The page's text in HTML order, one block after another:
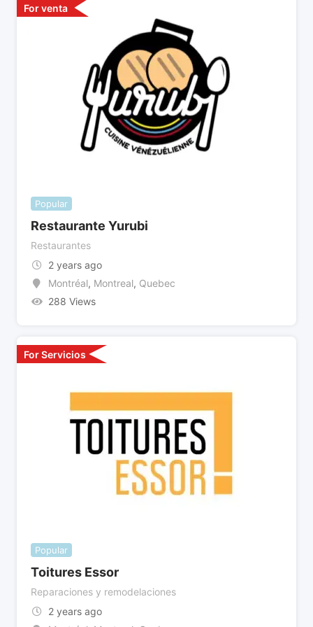
For venta
Popular
Restaurante Yurubi
Restaurantes
2 years ago
Montréal, Montreal, Quebec
288 Views
For Servicios
Popular
Toitures Essor
Reparaciones y remodelaciones
2 years ago